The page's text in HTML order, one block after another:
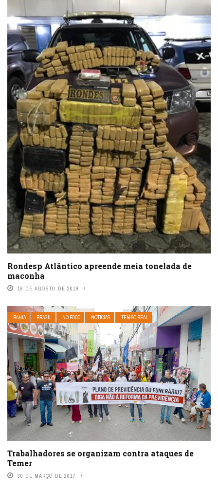
Rondesp Atlântico apreende meia tonelada de
maconha
16 DE AGOSTO DE 2019
BAHIA BRASIL NO FOCO NOTÍCIAS TEMPO REAL
Trabalhadores se organizam contra ataques de
Temer
30 DE MARÇO DE 2017